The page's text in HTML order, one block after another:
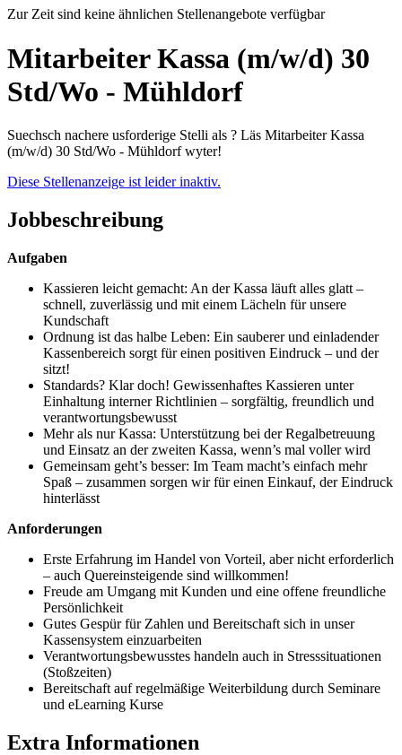
Zur Zeit sind keine ähnlichen Stellenangebote verfügbar
Mitarbeiter Kassa (m/w/d) 30
Std/Wo - Mühldorf
Suechsch nachere usforderige Stelli als ? Läs Mitarbeiter Kassa
(m/w/d) 30 Std/Wo - Mühldorf wyter!
Diese Stellenanzeige ist leider inaktiv.
Jobbeschreibung
Aufgaben
Kassieren leicht gemacht: An der Kassa läuft alles glatt –
schnell, zuverlässig und mit einem Lächeln für unsere
Kundschaft
Ordnung ist das halbe Leben: Ein sauberer und einladender
Kassenbereich sorgt für einen positiven Eindruck – und der
sitzt!
Standards? Klar doch! Gewissenhaftes Kassieren unter
Einhaltung interner Richtlinien – sorgfältig, freundlich und
verantwortungsbewusst
Mehr als nur Kassa: Unterstützung bei der Regalbetreuung
und Einsatz an der zweiten Kassa, wenn’s mal voller wird
Gemeinsam geht’s besser: Im Team macht’s einfach mehr
Spaß – zusammen sorgen wir für einen Einkauf, der Eindruck
hinterlässt
Anforderungen
Erste Erfahrung im Handel von Vorteil, aber nicht erforderlich
– auch Quereinsteigende sind willkommen!
Freude am Umgang mit Kunden und eine offene freundliche
Persönlichkeit
Gutes Gespür für Zahlen und Bereitschaft sich in unser
Kassensystem einzuarbeiten
Verantwortungsbewusstes handeln auch in Stresssituationen
(Stoßzeiten)
Bereitschaft auf regelmäßige Weiterbildung durch Seminare
und eLearning Kurse
Extra Informationen